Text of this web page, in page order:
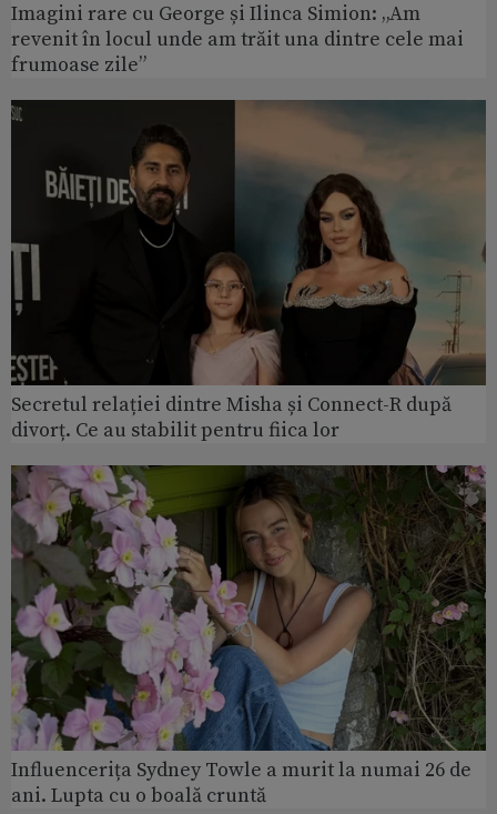
Imagini rare cu George și Ilinca Simion: „Am
revenit în locul unde am trăit una dintre cele mai
frumoase zile”
Secretul relației dintre Misha și Connect-R după
divorț. Ce au stabilit pentru fiica lor
Influencerița Sydney Towle a murit la numai 26 de
ani. Lupta cu o boală cruntă